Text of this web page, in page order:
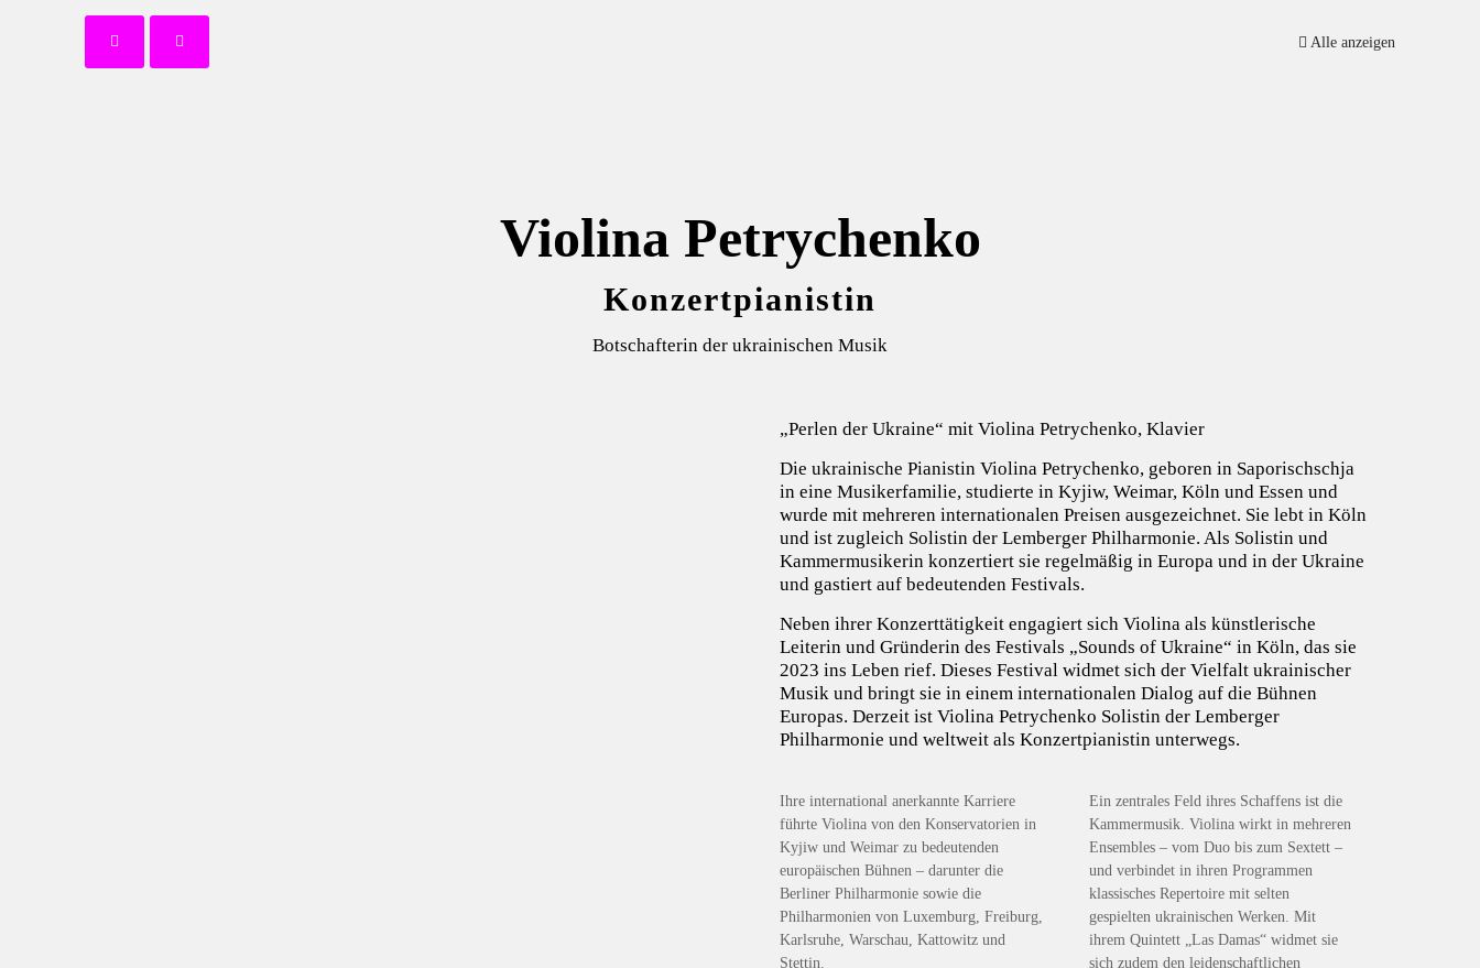
Alle anzeigen
Violina Petrychenko
Konzertpianistin
Botschafterin der ukrainischen Musik
„Perlen der Ukraine“ mit Violina Petrychenko, Klavier
Die ukrainische Pianistin Violina Petrychenko, geboren in Saporischschja
in eine Musikerfamilie, studierte in Kyjiw, Weimar, Köln und Essen und
wurde mit mehreren internationalen Preisen ausgezeichnet. Sie lebt in Köln
und ist zugleich Solistin der Lemberger Philharmonie. Als Solistin und
Kammermusikerin konzertiert sie regelmäßig in Europa und in der Ukraine
und gastiert auf bedeutenden Festivals.
Neben ihrer Konzerttätigkeit engagiert sich Violina als künstlerische
Leiterin und Gründerin des Festivals „Sounds of Ukraine“ in Köln, das sie
2023 ins Leben rief. Dieses Festival widmet sich der Vielfalt ukrainischer
Musik und bringt sie in einem internationalen Dialog auf die Bühnen
Europas. Derzeit ist Violina Petrychenko Solistin der Lemberger
Philharmonie und weltweit als Konzertpianistin unterwegs.
Ihre international anerkannte Karriere
führte Violina von den Konservatorien in
Kyjiw und Weimar zu bedeutenden
europäischen Bühnen – darunter die
Berliner Philharmonie sowie die
Philharmonien von Luxemburg, Freiburg,
Karlsruhe, Warschau, Kattowitz und
Stettin.
Ein zentrales Feld ihres Schaffens ist die
Kammermusik. Violina wirkt in mehreren
Ensembles – vom Duo bis zum Sextett –
und verbindet in ihren Programmen
klassisches Repertoire mit selten
gespielten ukrainischen Werken. Mit
ihrem Quintett „Las Damas“ widmet sie
sich zudem den leidenschaftlichen